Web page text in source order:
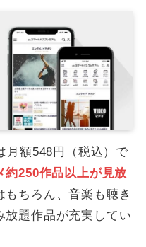
月額548円（税込）で
約250作品以上が見放
ちろん、音楽も聴き
放題作品が充実してい